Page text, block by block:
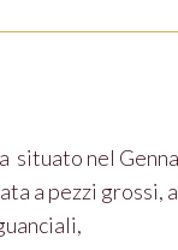
situato nel
a pezzi grossi,